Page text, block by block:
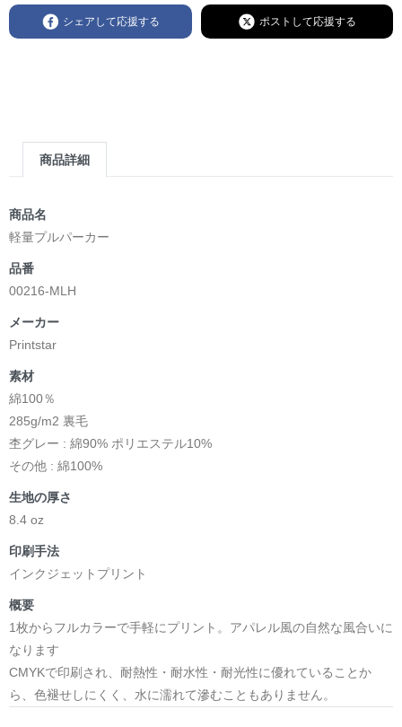
シェアして応援する ポストして応援する
商品詳細
商品名
軽量プルパーカー
品番
00216-MLH
メーカー
Printstar
素材
綿100％
285g/m2 裏毛
杢グレー : 綿90% ポリエステル10%
その他 : 綿100%
生地の厚さ
8.4 oz
印刷手法
インクジェットプリント
概要
1枚からフルカラーで手軽にプリント。アパレル風の自然な風合いに
なります
CMYKで印刷され、耐熱性・耐水性・耐光性に優れていることか
ら、色褪せしにくく、水に濡れて滲むこともありません。